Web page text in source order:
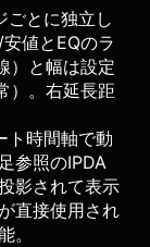
とに独立し
値とEQのラ
）と幅は設定
）。右延長距
時間軸で動
参照のIPDA
影されて表示
直接使用され
。